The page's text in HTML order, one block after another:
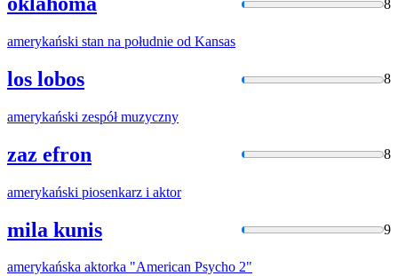
8
amerykański stan na południe od Kansas
los lobos 8
amerykański zespół muzyczny
zaz efron 8
amerykański piosenkarz i aktor
mila kunis 9
amerykańska aktorka "American Psycho 2"